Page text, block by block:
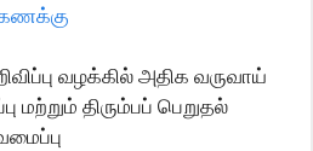
வழக்கில் அதிக வருவாய்
மற்றும் திரும்பப் பெறுதல்